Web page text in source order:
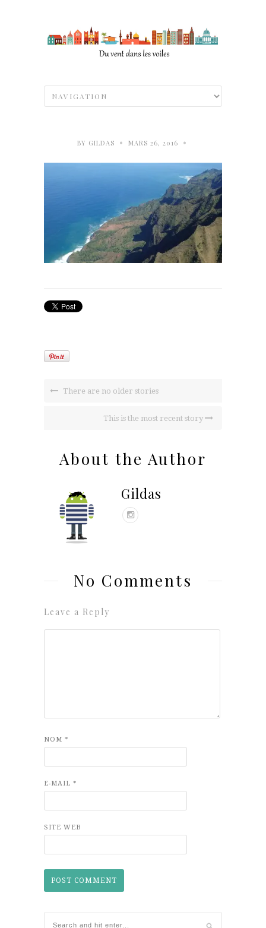
BY GILDAS • MARS 26, 2016 •
There are no older stories
This is the most recent story
About the Author
Gildas
No Comments
Leave a Reply
NOM *
E-MAIL *
SITE WEB